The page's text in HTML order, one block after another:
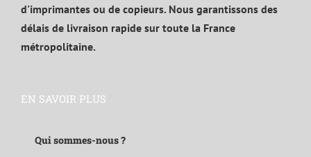
d'imprimantes ou de copieurs. Nous garantissons des
délais de livraison rapide sur toute la France
métropolitaine.
EN SAVOIR PLUS
Qui sommes-nous ?